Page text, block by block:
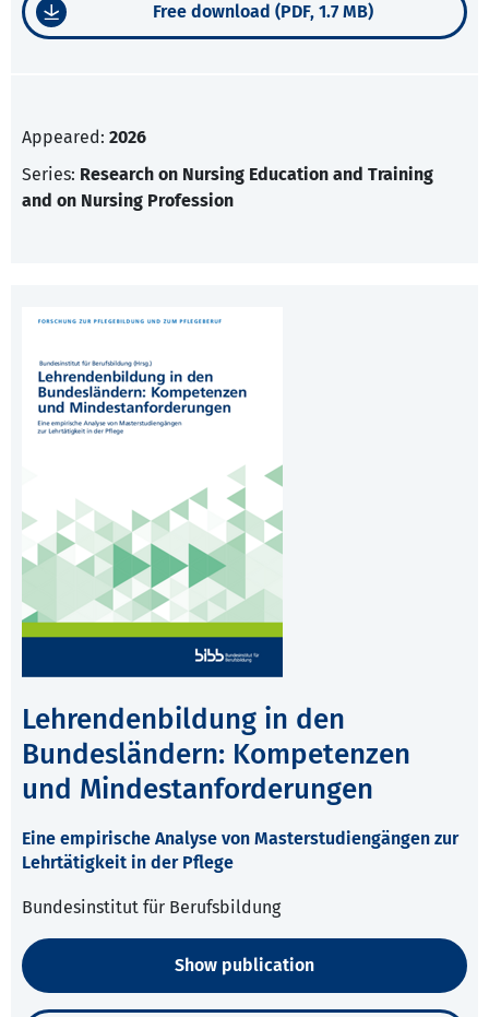
Free download (PDF, 1.7 MB)
Appeared: 2026
Series: Research on Nursing Education and Training
and on Nursing Profession
Lehrendenbildung in den
Bundesländern: Kompetenzen
und Mindestanforderungen
Eine empirische Analyse von Masterstudiengängen zur
Lehrtätigkeit in der Pflege
Bundesinstitut für Berufsbildung
Show publication